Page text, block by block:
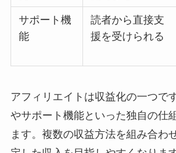
サポート機
能
読者から直接支
援を受けられる
アフィリエイトは収益化の一つで
やサポート機能といった独自の仕
ます。複数の収益方法を組み合わ